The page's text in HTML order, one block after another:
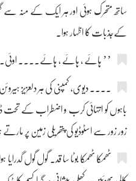
ساتھ متحرک ہوئی اور ہر ایک کے منہ سے
کےجذبات کا اظہار ہوا۔
’’ ہائے ، ہائے ، ہائے....
.... دیوی، کمپنی کی ہر دلعزیز
باہوں کو انتہائی کرب و اضطراب کے تحت
زور زور سے اسٹوڈیو کی پتھریلی زمین پر مارتے
ٹھمکا ٹھمکا بوٹا سا قد۔ گول گول